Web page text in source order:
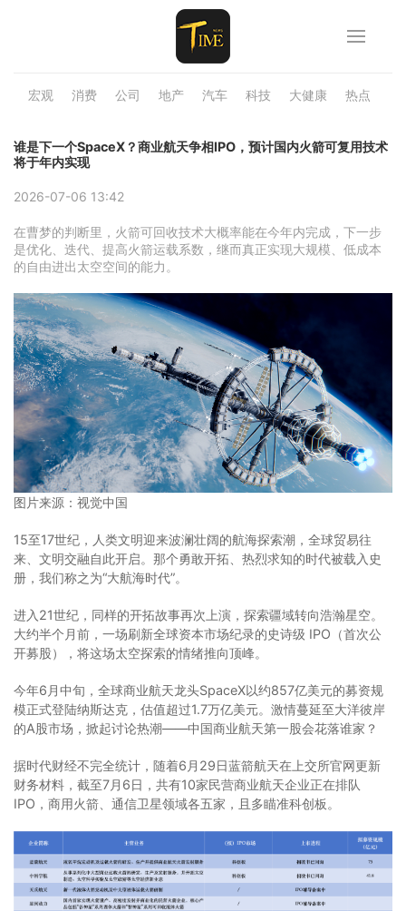
宏观 消费 公司 地产 汽车 科技 大健康 热点
谁是下一个SpaceX？商业航天争相IPO，预计国内火箭可复用技术
将于年内实现
2026-07-06 13:42
在曹梦的判断里，火箭可回收技术大概率能在今年内完成，下一步
是优化、迭代、提高火箭运载系数，继而真正实现大规模、低成本
的自由进出太空空间的能力。
图片来源：视觉中国
15至17世纪，人类文明迎来波澜壮阔的航海探索潮，全球贸易往
来、文明交融自此开启。那个勇敢开拓、热烈求知的时代被载入史
册，我们称之为“大航海时代”。
进入21世纪，同样的开拓故事再次上演，探索疆域转向浩瀚星空。
大约半个月前，一场刷新全球资本市场纪录的史诗级 IPO（首次公
开募股），将这场太空探索的情绪推向顶峰。
今年6月中旬，全球商业航天龙头SpaceX以约857亿美元的募资规
模正式登陆纳斯达克，估值超过1.7万亿美元。激情蔓延至大洋彼岸
的A股市场，掀起讨论热潮——中国商业航天第一股会花落谁家？
据时代财经不完全统计，随着6月29日蓝箭航天在上交所官网更新
财务材料，截至7月6日，共有10家民营商业航天企业正在排队
IPO，商用火箭、通信卫星领域各五家，且多瞄准科创板。